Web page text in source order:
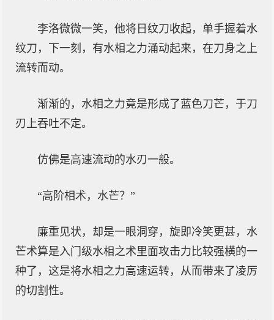
李洛微微一笑，他将日纹刀收起，单手握着水
纹刀，下一刻，有水相之力涌动起来，在刀身之上
流转而动。
渐渐的，水相之力竟是形成了蓝色刀芒，于刀
刃上吞吐不定。
仿佛是高速流动的水刃一般。
“高阶相术，水芒？”
廉重见状，却是一眼洞穿，旋即冷笑更甚，水
芒术算是入门级水相之术里面攻击力比较强横的一
种了，这是将水相之力高速运转，从而带来了凌厉
的切割性。